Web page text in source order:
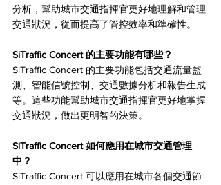
分析，幫助城市交通指揮官更好地理解和管理
交通狀況，從而提高了管控效率和準確性。
SiTraffic Concert 的主要功能有哪些？
SiTraffic Concert 的主要功能包括交通流量監
測、智能信號控制、交通數據分析和報告生成
等。這些功能幫助城市交通指揮官更好地掌握
交通狀況，做出更明智的決策。
SiTraffic Concert 如何應用在城市交通管理
中？
SiTraffic Concert 可以應用在城市各個交通節